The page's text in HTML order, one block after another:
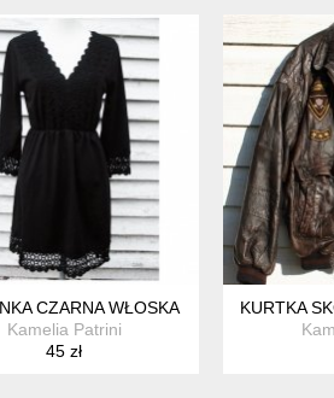
CZARNA WŁOSKA
Kamelia Patrini
45 zł
KURTKA